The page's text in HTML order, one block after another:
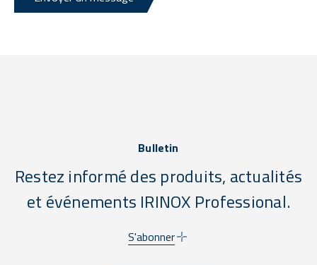
Bulletin
Restez informé des produits, actualités
et événements IRINOX Professional.
S'abonner